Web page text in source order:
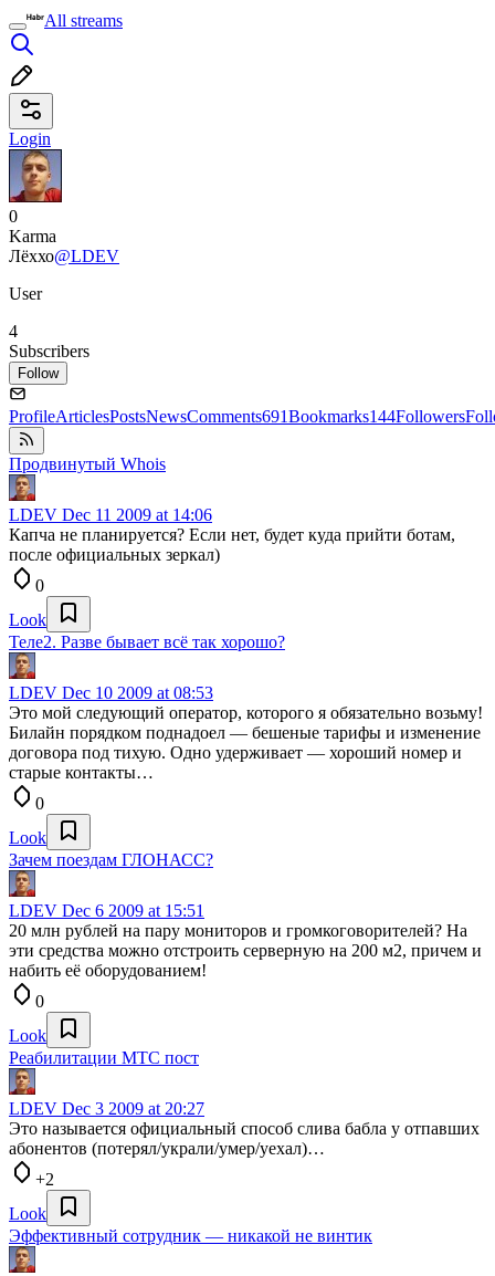
All streams
Login
0
Karma
Лёххо@LDEV
User
4
Subscribers
Follow
ProfileArticlesPostsNewsComments691Bookmarks144Followers
Продвинутый Whois
LDEV Dec 11 2009 at 14:06
Капча не планируется? Если нет, будет куда прийти ботам,
после официальных зеркал)
0
Look
Теле2. Разве бывает всё так хорошо?
LDEV Dec 10 2009 at 08:53
Это мой следующий оператор, которого я обязательно возьму!
Билайн порядком поднадоел — бешеные тарифы и изменение
договора под тихую. Одно удерживает — хороший номер и
старые контакты…
0
Look
Зачем поездам ГЛОНАСС?
LDEV Dec 6 2009 at 15:51
20 млн рублей на пару мониторов и громкоговорителей? На
эти средства можно отстроить серверную на 200 м2, причем и
набить её оборудованием!
0
Look
Реабилитации МТС пост
LDEV Dec 3 2009 at 20:27
Это называется официальный способ слива бабла у отпавших
абонентов (потерял/украли/умер/уехал)…
+2
Look
Эффективный сотрудник — никакой не винтик